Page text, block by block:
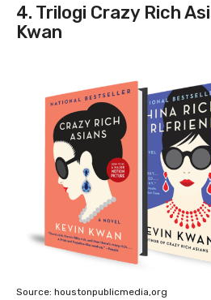
4. Trilogi Crazy Rich
Kwan
Source: houstonpublicmedia,org